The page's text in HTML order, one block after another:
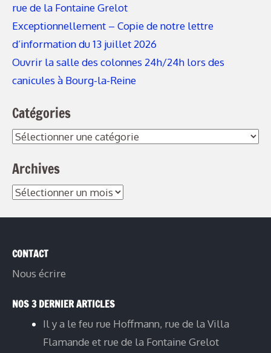
rue de la Fontaine Grelot
Exceptionnellement – Copie de notre lettre
d’information du 13 juillet 2026
Ouvrir la salle des colonnes 24h/24h lors des
canicules à Bourg-la-Reine
Catégories
Archives
CONTACT
Nous écrire
NOS 3 DERNIER ARTICLES
Il y a le feu rue Hoffmann, rue de la Villa
Flamande et rue de la Fontaine Grelot